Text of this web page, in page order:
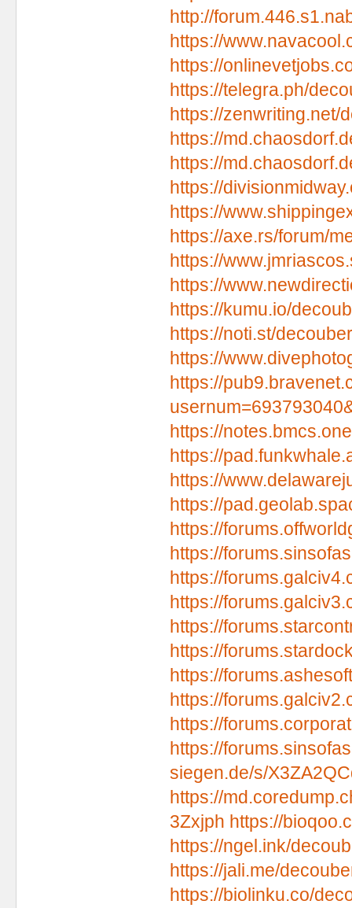
http://
https://
https://
https://telegra.ph/
https://zenwriting.net/
https://
https://
https://
https://
https://axe.rs/forum/
https://
https://
https://kumu.io/
https://noti.st/
https://
https://
https://
https://
https://
https://
https://
https://
https://
https://
https://
https://
https://
https://
https://
https://
siegen.de/s/
https://
3Zxjph https://
https://ngel.ink/
https://jali.me/
https://biolinku.co/